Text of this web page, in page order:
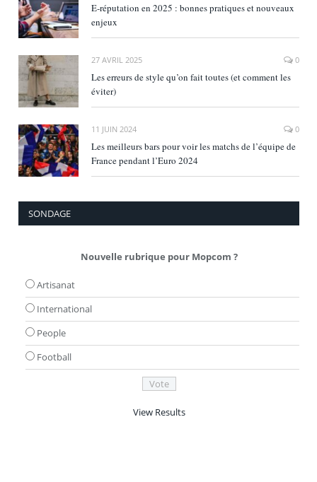
E‑réputation en 2025 : bonnes pratiques et nouveaux
enjeux
27 AVRIL 2025 0
Les erreurs de style qu’on fait toutes (et comment les
éviter)
11 JUIN 2024 0
Les meilleurs bars pour voir les matchs de l’équipe de
France pendant l’Euro 2024
SONDAGE
Nouvelle rubrique pour Mopcom ?
Artisanat
International
People
Football
View Results